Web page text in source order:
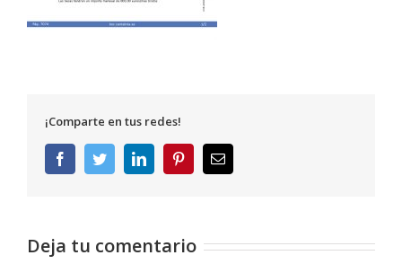
¡Comparte en tus redes!
FacebookTwitterLinkedInPinterestCorreo
electrónico
Deja tu comentario